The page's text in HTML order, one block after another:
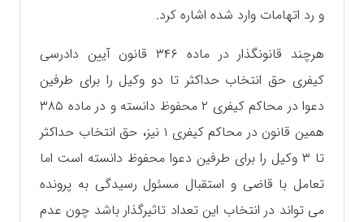
و رد اتهامات وارد شده اشاره کرد.‌
هرچند قانونگذار در ماده ۳۴۶ قانون آیین دادرسی
کیفری حق انتخاب حداکثر تا دو وکیل را برای طرفین
دعوا در محاکم کیفری ۲ محفوظ دانسته و در ماده ۳۸۵
همین قانون در محاکم کیفری ۱ نیز، حق انتخاب حداکثر
تا ۳ وکیل را برای طرفین دعوا محفوظ دانسته است اما
تعامل با قاضی و استقبال مسئول رسیدگی به پرونده
می تواند در انتخاب این تعداد تاثیرگذار باشد چون عدم